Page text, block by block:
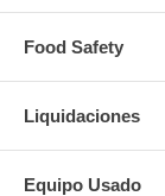
Food Safety
Liquidaciones
Equipo Usado